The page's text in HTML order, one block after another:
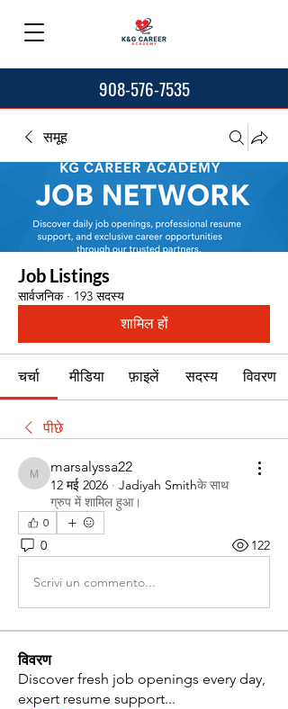
908-576-7535
समूह
Job Listings
सार्वजनिक · 193 सदस्य
शामिल हों
चर्चा मीडिया फ़ाइलें सदस्य विवरण
पीछे
marsalyssa22
marsalyssa22
12 मई 2026 · Jadiyah Smithके साथ
ग्रुप में शामिल हुआ।
0
0 122
Scrivi un commento...
विवरण
Discover fresh job openings every day,
expert resume support...